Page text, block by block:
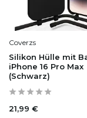
Coverzs
Silikon Hülle mit
iPhone 16 Pro Max
(Schwarz)
21,99 €